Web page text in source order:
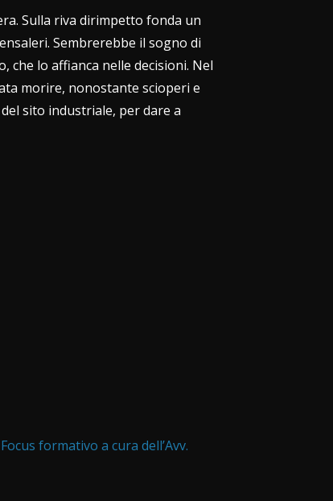
Sulla riva dirimpetto fonda un
Sembrerebbe il sogno di
che lo affianca nelle decisioni. Nel
morire, nonostante scioperi e
sito industriale, per dare a
formativo a cura dell’Avv.